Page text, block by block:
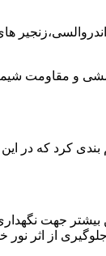
و مقاومت
بندی کرد که در
بیشتر جهت
از اثر نور